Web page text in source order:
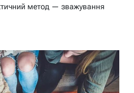
метод — зважування